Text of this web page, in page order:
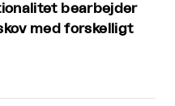
bearbejder
med forskelligt